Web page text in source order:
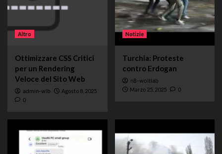
Altro
Ottimizzare CSS Critici
per un Rendering
Veloce del Sito Web
admin-wlb Agosto 8, 2025
0
Notizie
Turchia: Proteste
contro Erdogan
n8-woltlab
Marzo 25, 2025 0